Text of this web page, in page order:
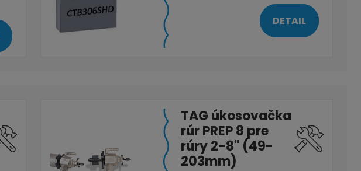
DETAIL
TAG úkosovačka
rúr PREP 8 pre
rúry 2-8" (49-
203mm)